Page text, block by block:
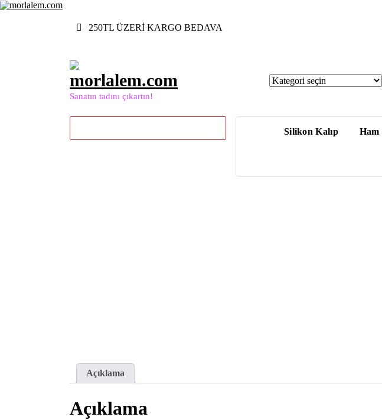
İçeriğe
geç
250TL ÜZERİ KARGO BEDAVA
Sanatın tadını çıkartın!
Silikon Kalıp Ham
Açıklama
Açıklama